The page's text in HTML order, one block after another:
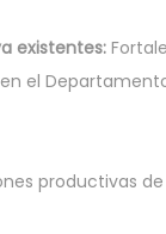
existentes:
el
productivas